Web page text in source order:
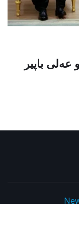
عەلی باپیر